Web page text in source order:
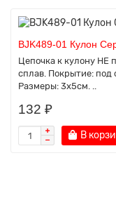
BJK489-01 Кулон
Цепочка к кулону НЕ
сплав. Покрытие: под
Размеры: 3х5см. ..
132 ₽
В